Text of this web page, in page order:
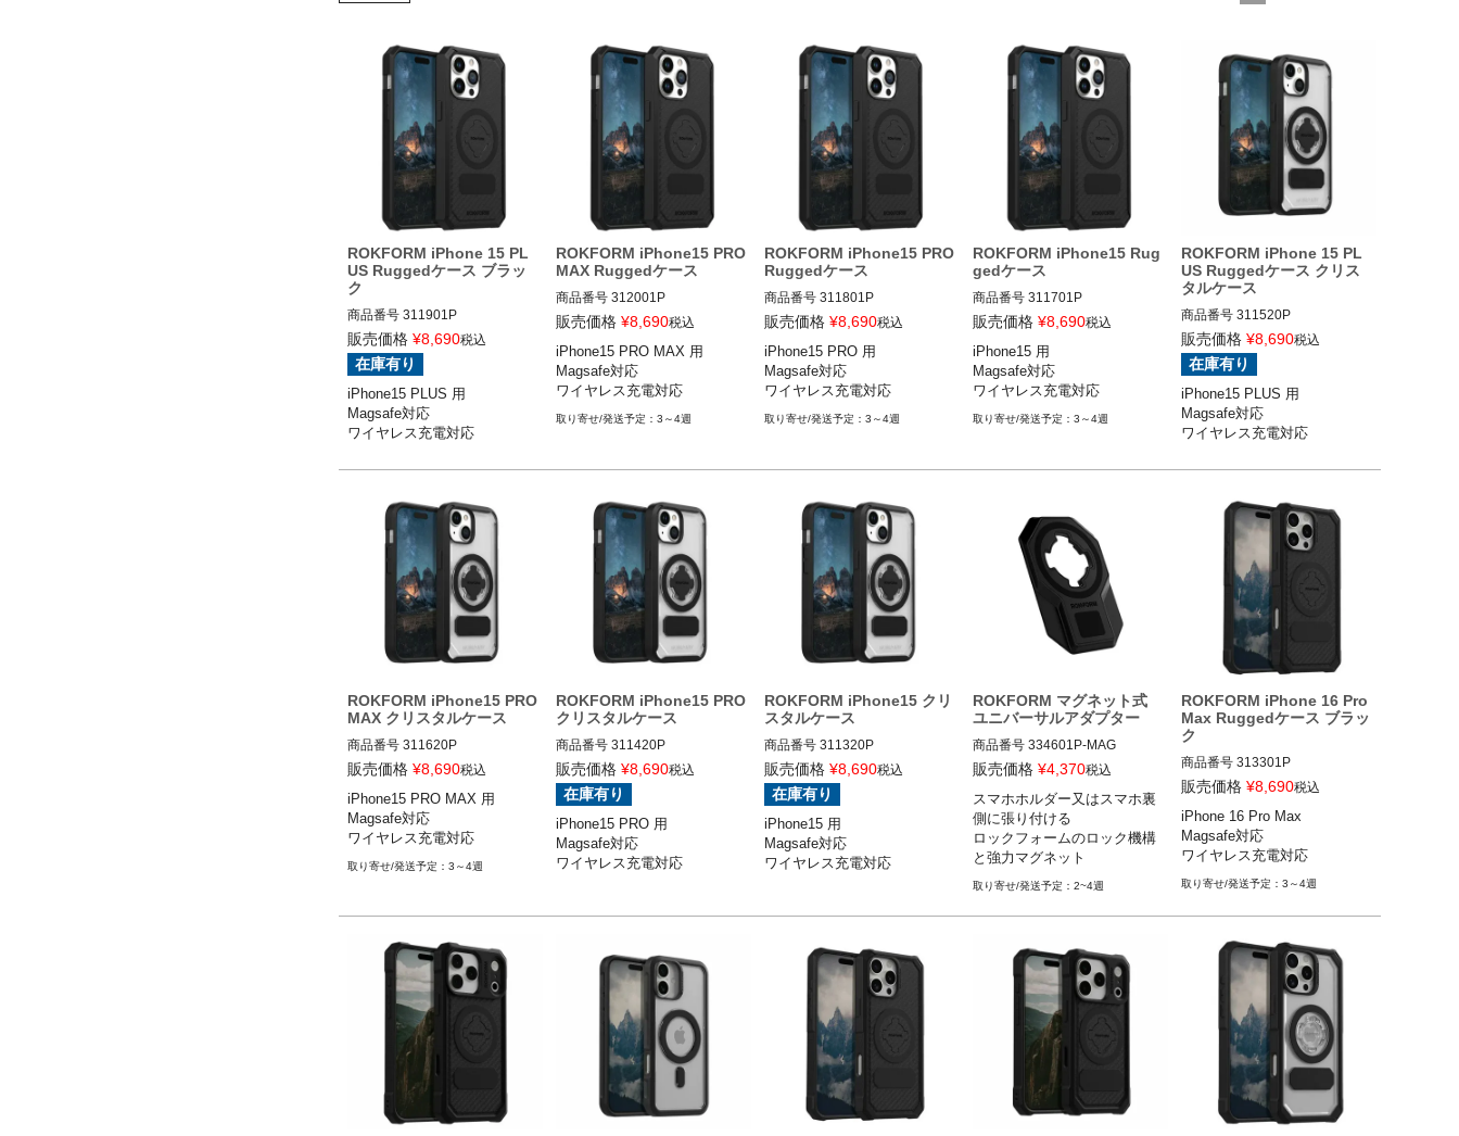
ROKFORM iPhone 15 PL
US Ruggedケース ブラッ
ク
商品番号 311901P
販売価格 ¥8,690税込
在庫有り
iPhone15 PLUS 用
Magsafe対応
ワイヤレス充電対応
ROKFORM iPhone15 PRO
MAX Ruggedケース
商品番号 312001P
販売価格 ¥8,690税込
iPhone15 PRO MAX 用
Magsafe対応
ワイヤレス充電対応
3～4週
ROKFORM iPhone15 PRO
Ruggedケース
商品番号 311801P
販売価格 ¥8,690税込
iPhone15 PRO 用
Magsafe対応
ワイヤレス充電対応
3～4週
ROKFORM iPhone15 Rug
gedケース
商品番号 311701P
販売価格 ¥8,690税込
iPhone15 用
Magsafe対応
ワイヤレス充電対応
3～4週
ROKFORM iPhone 15 PL
US Ruggedケース クリス
タルケース
商品番号 311520P
iPhone15 PLUS
ROKFORM(ロックフォーム)
販売価格 ¥8,690税込
在庫有り
iPhone15 PLUS 用
Magsafe対応
ワイヤレス充電対応
ROKFORM iPhone15 PRO
MAX クリスタルケース
商品番号 311620P
販売価格 ¥8,690税込
iPhone15 PRO MAX 用
Magsafe対応
ワイヤレス充電対応
3～4週
ROKFORM iPhone15 PRO
クリスタルケース
商品番号 311420P
販売価格 ¥8,690税込
在庫有り
iPhone15 PRO 用
Magsafe対応
ワイヤレス充電対応
ROKFORM iPhone15 クリ
スタルケース
商品番号 311320P
販売価格 ¥8,690税込
在庫有り
iPhone15 用
Magsafe対応
ワイヤレス充電対応
ROKFORM マグネット式
ユニバーサルアダプター
商品番号 334601P-MAG
ROK-FORM(ロックフォーム)
販売価格 ¥4,370税込
スマホホルダー又はスマホ裏
側に張り付ける
ロックフォームのロック機構
と強力マグネット
2~4週
ROKFORM iPhone 16 Pro
Max Ruggedケース ブラッ
ク
商品番号 313301P
iPhone 16 Pro Max
販売価格 ¥8,690税込
iPhone 16 Pro Max
Magsafe対応
ワイヤレス充電対応
3～4週